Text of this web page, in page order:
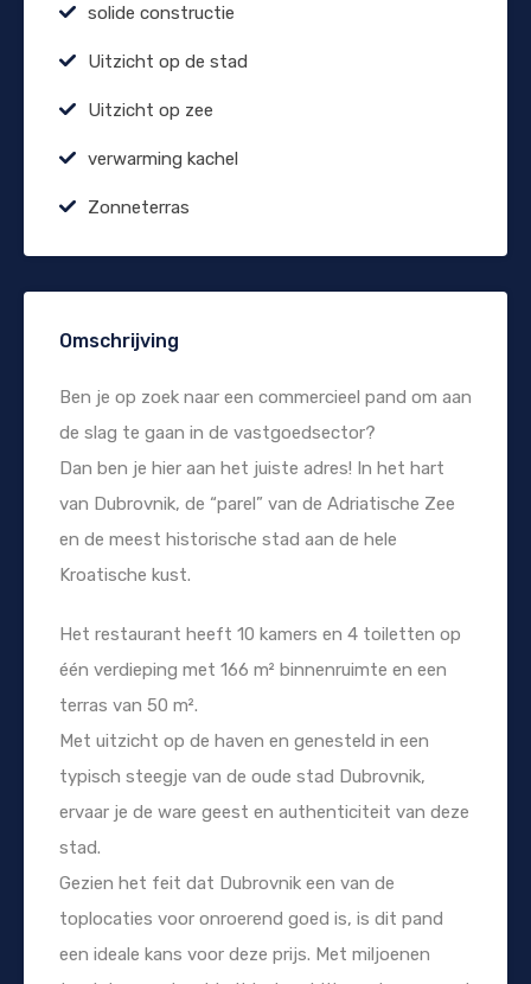
solide constructie
Uitzicht op de stad
Uitzicht op zee
verwarming kachel
Zonneterras
Omschrijving
Ben je op zoek naar een commercieel pand om aan
de slag te gaan in de vastgoedsector?
Dan ben je hier aan het juiste adres! In het hart
van Dubrovnik, de “parel” van de Adriatische Zee
en de meest historische stad aan de hele
Kroatische kust.
Het restaurant heeft 10 kamers en 4 toiletten op
één verdieping met 166 m² binnenruimte en een
terras van 50 m².
Met uitzicht op de haven en genesteld in een
typisch steegje van de oude stad Dubrovnik,
ervaar je de ware geest en authenticiteit van deze
stad.
Gezien het feit dat Dubrovnik een van de
toplocaties voor onroerend goed is, is dit pand
een ideale kans voor deze prijs. Met miljoenen